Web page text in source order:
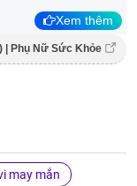
Xem thêm
| Phụ Nữ Sức Khỏe
may mắn